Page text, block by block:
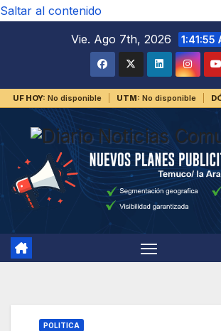
Saltar al contenido
Vie. Ago 7th, 2026
1:41:56
UF HOY: No disponible UTM: No disponible
POLITICA